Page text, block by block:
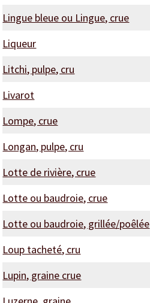
Lingue bleue ou Lingue, crue
Liqueur
Litchi, pulpe, cru
Livarot
Lompe, crue
Longan, pulpe, cru
Lotte de rivière, crue
Lotte ou baudroie, crue
Lotte ou baudroie, grillée/poêlée
Loup tacheté, cru
Lupin, graine crue